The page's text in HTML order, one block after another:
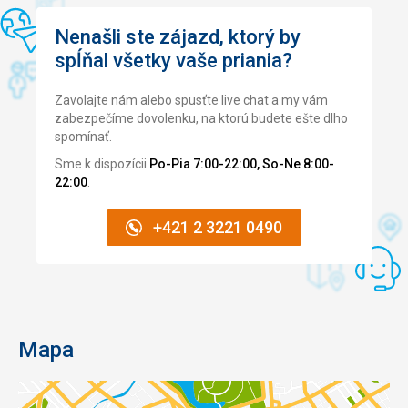
Nenašli ste zájazd, ktorý by
spĺňal všetky vaše priania?
Zavolajte nám alebo spusťte live chat a my vám
zabezpečíme dovolenku, na ktorú budete ešte dlho
spomínať.
Sme k dispozícii Po-Pia 7:00-22:00, So-Ne 8:00-
22:00
+421 2 3221 0490
Mapa